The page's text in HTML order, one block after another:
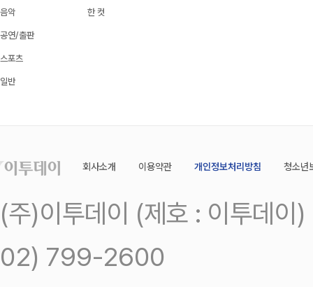
음악
공연/출판
스포츠
일반
한 컷
회사소개 이용약관 개인정보처리방침 청소년
(주)이투데이 (제호 : 이투데
02) 799-2600